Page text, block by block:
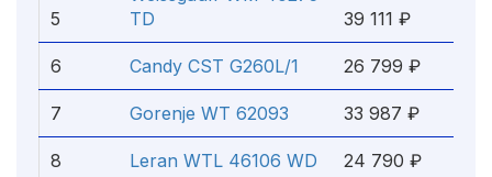
5
TD
39 111 ₽
6 Candy CST G260L/1 26 799 ₽
7 Gorenje WT 62093 33 987 ₽
8 Leran WTL 46106 WD 24 790 ₽